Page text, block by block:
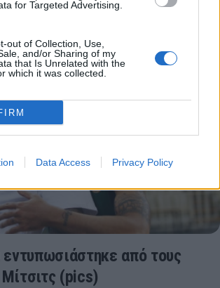
for Targeted Advertising.
out of Collection, Use,
and/or Sharing of my
that Is Unrelated with the
which it was collected.
Data Access Privacy Policy
εντυπωσιάστηκε από τους
(pics)